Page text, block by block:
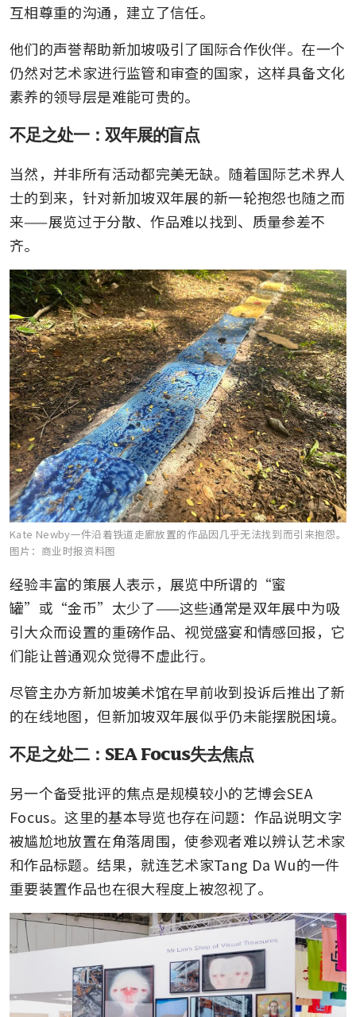
互相尊重的沟通，建立了信任。
他们的声誉帮助新加坡吸引了国际合作伙伴。在一个
仍然对艺术家进行监管和审查的国家，这样具备文化
素养的领导层是难能可贵的。
不足之处一：双年展的盲点
当然，并非所有活动都完美无缺。随着国际艺术界人
士的到来，针对新加坡双年展的新一轮抱怨也随之而
来——展览过于分散、作品难以找到、质量参差不
齐。
Kate Newby一件沿着铁道走廊放置的作品因几乎无法找到而引来抱怨。
图片：商业时报资料图
经验丰富的策展人表示，展览中所谓的“蜜
罐”或“金币”太少了——这些通常是双年展中为吸
引大众而设置的重磅作品、视觉盛宴和情感回报，它
们能让普通观众觉得不虚此行。
尽管主办方新加坡美术馆在早前收到投诉后推出了新
的在线地图，但新加坡双年展似乎仍未能摆脱困境。
不足之处二：SEA Focus失去焦点
另一个备受批评的焦点是规模较小的艺博会SEA
Focus。这里的基本导览也存在问题：作品说明文字
被尴尬地放置在角落周围，使参观者难以辨认艺术家
和作品标题。结果，就连艺术家Tang Da Wu的一件
重要装置作品也在很大程度上被忽视了。